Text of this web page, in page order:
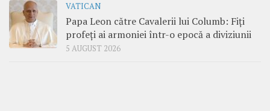
VATICAN
Papa Leon către Cavalerii lui Columb: Fiți
profeți ai armoniei într-o epocă a diviziunii
5 AUGUST 2026